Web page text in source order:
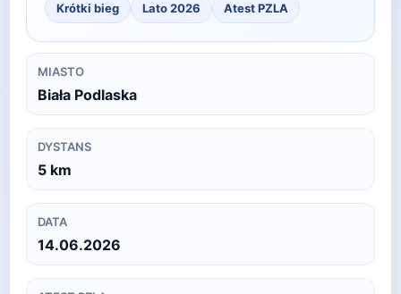
Krótki bieg Lato 2026 Atest PZLA
MIASTO
Biała Podlaska
DYSTANS
5 km
DATA
14.06.2026